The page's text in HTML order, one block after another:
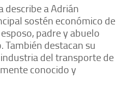
describe a Adrián
sostén económico de
padre y abuelo
destacan su
del transporte de
conocido y